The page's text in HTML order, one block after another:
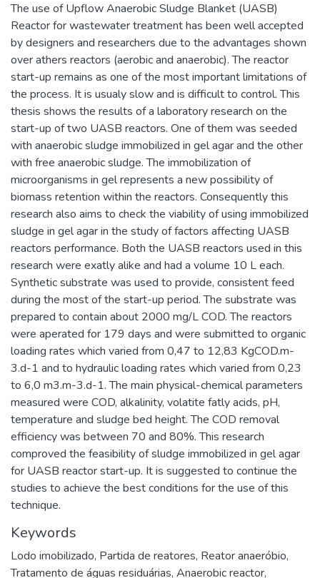
The use of Upflow Anaerobic Sludge Blanket (UASB)
Reactor for wastewater treatment has been well accepted
by designers and researchers due to the advantages shown
over athers reactors (aerobic and anaerobic). The reactor
start-up remains as one of the most important limitations of
the process. It is usualy slow and is difficult to control. This
thesis shows the results of a laboratory research on the
start-up of two UASB reactors. One of them was seeded
with anaerobic sludge immobilized in gel agar and the other
with free anaerobic sludge. The immobilization of
microorganisms in gel represents a new possibility of
biomass retention within the reactors. Consequently this
research also aims to check the viability of using immobilized
sludge in gel agar in the study of factors affecting UASB
reactors performance. Both the UASB reactors used in this
research were exatly alike and had a volume 10 L each.
Synthetic substrate was used to provide, consistent feed
during the most of the start-up period. The substrate was
prepared to contain about 2000 mg/L COD. The reactors
were aperated for 179 days and were submitted to organic
loading rates which varied from 0,47 to 12,83 KgCOD.m-
3.d-1 and to hydraulic loading rates which varied from 0,23
to 6,0 m3.m-3.d-1. The main physical-chemical parameters
measured were COD, alkalinity, volatite fatly acids, pH,
temperature and sludge bed height. The COD removal
efficiency was between 70 and 80%. This research
comproved the feasibility of sludge immobilized in gel agar
for UASB reactor start-up. It is suggested to continue the
studies to achieve the best conditions for the use of this
technique.
Keywords
Lodo imobilizado, Partida de reatores, Reator anaeróbio,
Tratamento de águas residuárias, Anaerobic reactor,